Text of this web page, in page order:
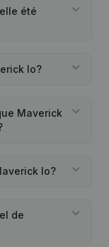
été
Io?
Maverick
Io?
de